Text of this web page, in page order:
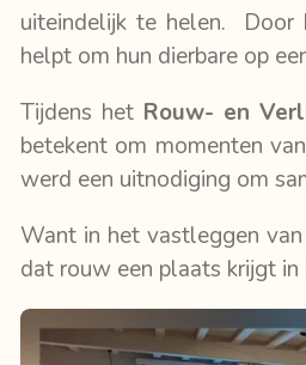
uiteindelijk te helen. Door
helpt om hun dierbare op
Tijdens het Rouw- en
betekent om momenten
werd een uitnodiging om
Want in het vastleggen
dat rouw een plaats krijgt